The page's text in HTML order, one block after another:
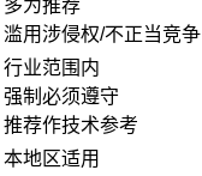
多为推荐
滥用涉侵权/不正当竞争
行业范围内
强制必须遵守
推荐作技术参考
本地区适用